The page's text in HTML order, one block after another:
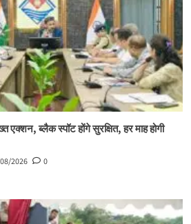
एक्शन, ब्लैक स्पॉट होंगे सुरक्षित, हर माह होगी
2026 0